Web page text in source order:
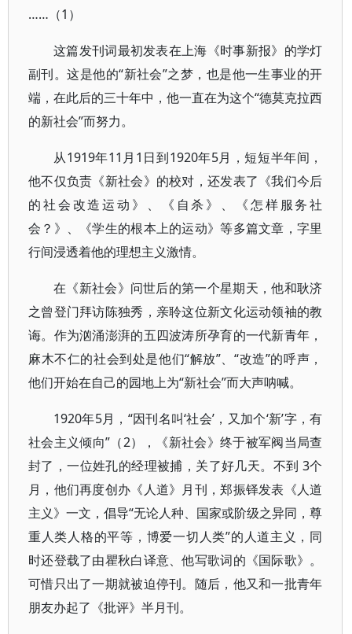
……（1）
这篇发刊词最初发表在上海《时事新报》的学灯
副刊。这是他的“新社会”之梦，也是他一生事业的开
端，在此后的三十年中，他一直在为这个“德莫克拉西
的新社会”而努力。
从1919年11月1日到1920年5月，短短半年间，
他不仅负责《新社会》的校对，还发表了《我们今后
的社会改造运动》、《自杀》、《怎样服务社
会？》、《学生的根本上的运动》等多篇文章，字里
行间浸透着他的理想主义激情。
在《新社会》问世后的第一个星期天，他和耿济
之曾登门拜访陈独秀，亲聆这位新文化运动领袖的教
诲。作为汹涌澎湃的五四波涛所孕育的一代新青年，
麻木不仁的社会到处是他们“解放”、“改造”的呼声，
他们开始在自己的园地上为“新社会”而大声呐喊。
1920年5月，“因刊名叫‘社会’，又加个‘新’字，有
社会主义倾向”（2），《新社会》终于被军阀当局查
封了，一位姓孔的经理被捕，关了好几天。不到 3个
月，他们再度创办《人道》月刊，郑振铎发表《人道
主义》一文，倡导“无论人种、国家或阶级之异同，尊
重人类人格的平等，博爱一切人类”的人道主义，同
时还登载了由瞿秋白译意、他写歌词的《国际歌》。
可惜只出了一期就被迫停刊。随后，他又和一批青年
朋友办起了《批评》半月刊。